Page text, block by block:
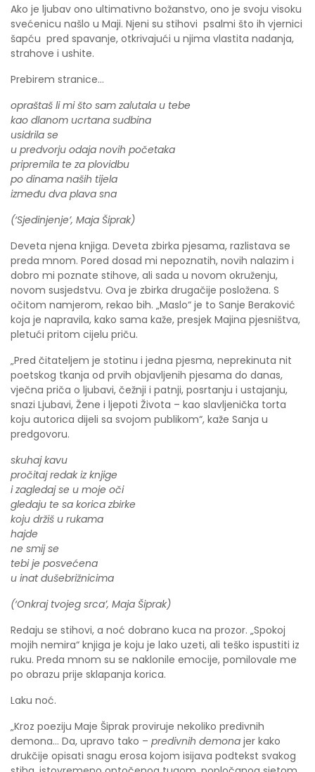
Ako je ljubav ono ultimativno božanstvo, ono je svoju visoku
svećenicu našlo u Maji. Njeni su stihovi psalmi što ih vjernici
šapću pred spavanje, otkrivajući u njima vlastita nadanja,
strahove i ushite.
Prebirem stranice…
opraštaš li mi što sam zalutala u tebe
kao dlanom ucrtana sudbina
usidrila se
u predvorju odaja novih početaka
pripremila te za plovidbu
po dinama naših tijela
između dva plava sna
(‘Sjedinjenje’, Maja Šiprak)
Deveta njena knjiga. Deveta zbirka pjesama, razlistava se
preda mnom. Pored dosad mi nepoznatih, novih nalazim i
dobro mi poznate stihove, ali sada u novom okruženju,
novom susjedstvu. Ova je zbirka drugačije posložena. S
očitom namjerom, rekao bih. „Maslo“ je to Sanje Beraković
koja je napravila, kako sama kaže, presjek Majina pjesništva,
pletući pritom cijelu priču.
„Pred čitateljem je stotinu i jedna pjesma, neprekinuta nit
poetskog tkanja od prvih objavljenih pjesama do danas,
vječna priča o ljubavi, čežnji i patnji, posrtanju i ustajanju,
snazi Ljubavi, Žene i ljepoti Života – kao slavljenička torta
koju autorica dijeli sa svojom publikom“, kaže Sanja u
predgovoru.
skuhaj kavu
pročitaj redak iz knjige
i zagledaj se u moje oči
gledaju te sa korica zbirke
koju držiš u rukama
hajde
ne smij se
tebi je posvećena
u inat dušebrižnicima
(‘Onkraj tvojeg srca’, Maja Šiprak)
Redaju se stihovi, a noć dobrano kuca na prozor. „Spokoj
mojih nemira“ knjiga je koju je lako uzeti, ali teško ispustiti iz
ruku. Preda mnom su se naklonile emocije, pomilovale me
po obrazu prije sklapanja korica.
Laku noć.
„Kroz poeziju Maje Šiprak proviruje nekoliko predivnih
demona… Da, upravo tako – predivnih demona jer kako
drukčije opisati snagu erosa kojom isijava podtekst svakog